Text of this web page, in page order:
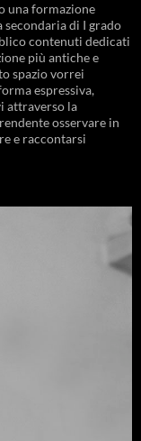
una formazione
secondaria di I grado
contenuti dedicati
più antiche e
spazio vorrei
espressiva,
attraverso la
osservare in
e raccontarsi